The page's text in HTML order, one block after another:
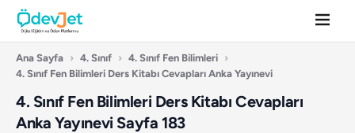
Ana Sayfa › 4. Sınıf › 4. Sınıf Fen Bilimleri ›
4. Sınıf Fen Bilimleri Ders Kitabı Cevapları Anka Yayınevi
4. Sınıf Fen Bilimleri Ders Kitabı Cevapları
Anka Yayınevi Sayfa 183